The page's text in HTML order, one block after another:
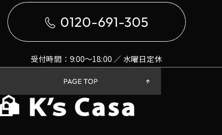
受付時間：9:00〜18:00 ／ 水曜日定休